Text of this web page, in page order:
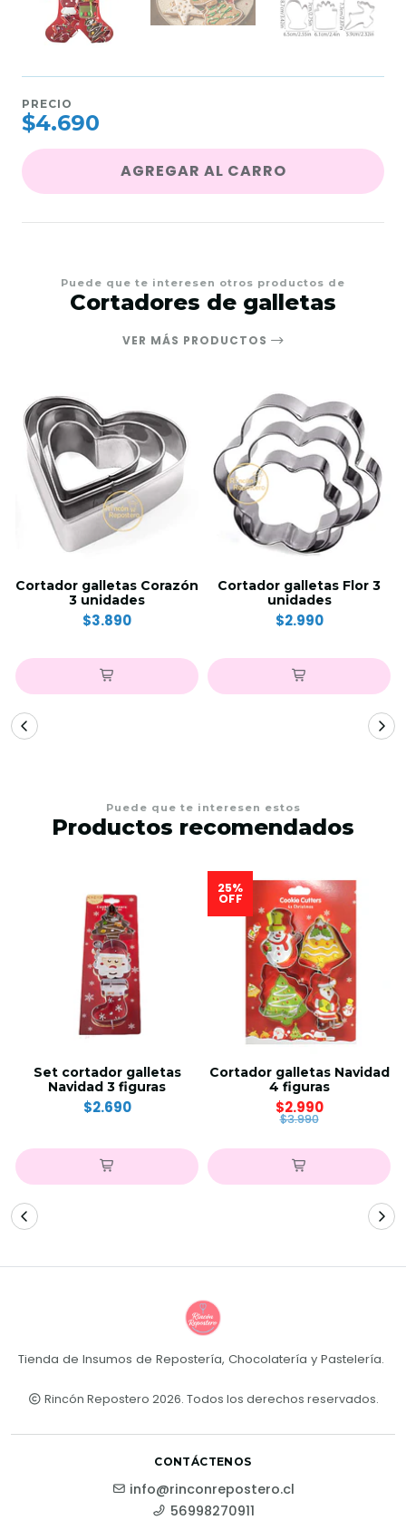
PRECIO
$4.690
AGREGAR AL CARRO
Puede que te interesen otros productos de
Cortadores de galletas
VER MÁS PRODUCTOS
Cortador galletas Corazón
3 unidades
$3.890
Cortador galletas Flor 3
unidades
$2.990
Puede que te interesen estos
Productos recomendados
Set cortador galletas
Navidad 3 figuras
$2.690
25%
OFF
Cortador galletas Navidad
4 figuras
$2.990
$3.990
Tienda de Insumos de Repostería, Chocolatería y Pastelería.
Rincón Repostero 2026. Todos los derechos reservados.
CONTÁCTENOS
info@rinconrepostero.cl
56998270911